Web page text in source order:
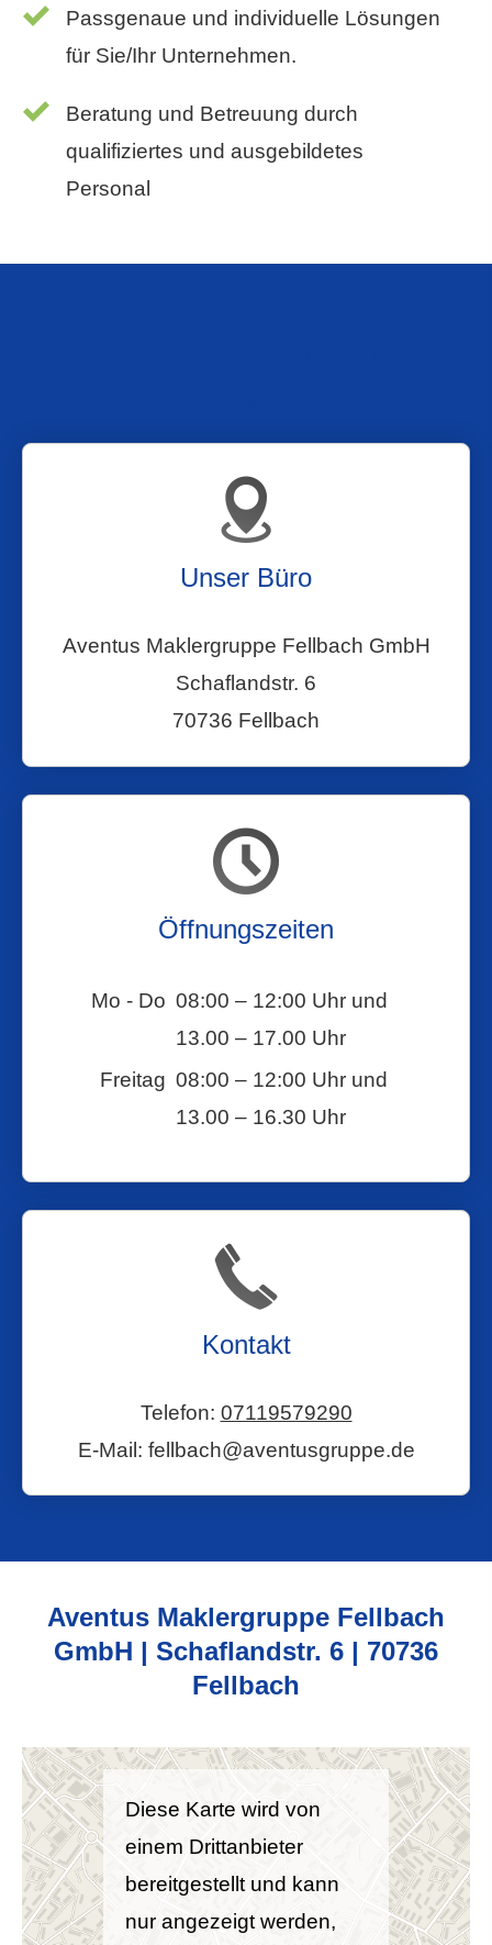
Passgenaue und individuelle Lösungen
für Sie/Ihr Unternehmen.
Beratung und Betreuung durch
qualifiziertes und ausgebildetes
Personal
Unser Büro
Aventus Maklergruppe Fellbach GmbH
Schaflandstr. 6
70736 Fellbach
Öffnungszeiten
Mo - Do 08:00 – 12:00 Uhr und
13.00 – 17.00 Uhr
Freitag 08:00 – 12:00 Uhr und
13.00 – 16.30 Uhr
Kontakt
Telefon: 07119579290
E-Mail: fellbach@aventusgruppe.de
Aventus Maklergruppe Fellbach
GmbH | Schaflandstr. 6 | 70736
Fellbach
Diese Karte wird von
einem Drittanbieter
bereitgestellt und kann
nur angezeigt werden,